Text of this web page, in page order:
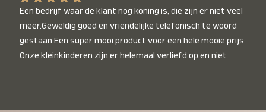
Een bedrijf waar de klant nog koning is, die zijn er niet veel
meer.Geweldig goed en vriendelijke telefonisch te woord
gestaan.Een super mooi product voor een hele mooie prijs.
Onze kleinkinderen zijn er helemaal verliefd op en niet